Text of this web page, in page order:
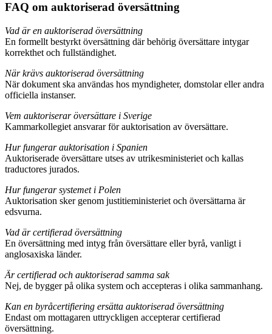
FAQ om auktoriserad översättning
Vad är en auktoriserad översättning
En formellt bestyrkt översättning där behörig översättare intygar
korrekthet och fullständighet.
När krävs auktoriserad översättning
När dokument ska användas hos myndigheter, domstolar eller andra
officiella instanser.
Vem auktoriserar översättare i Sverige
Kammarkollegiet ansvarar för auktorisation av översättare.
Hur fungerar auktorisation i Spanien
Auktoriserade översättare utses av utrikesministeriet och kallas
traductores jurados.
Hur fungerar systemet i Polen
Auktorisation sker genom justitieministeriet och översättarna är
edsvurna.
Vad är certifierad översättning
En översättning med intyg från översättare eller byrå, vanligt i
anglosaxiska länder.
Är certifierad och auktoriserad samma sak
Nej, de bygger på olika system och accepteras i olika sammanhang.
Kan en byråcertifiering ersätta auktoriserad översättning
Endast om mottagaren uttryckligen accepterar certifierad
översättning.